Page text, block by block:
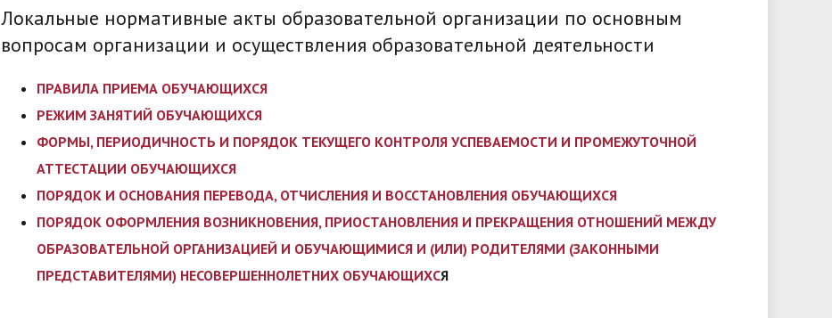
Локальные нормативные акты образовательной организации по основным
вопросам организации и осуществления образовательной деятельности
ПРАВИЛА ПРИЕМА ОБУЧАЮЩИХСЯ
РЕЖИМ ЗАНЯТИЙ ОБУЧАЮЩИХСЯ
ФОРМЫ, ПЕРИОДИЧНОСТЬ И ПОРЯДОК ТЕКУЩЕГО КОНТРОЛЯ УСПЕВАЕМОСТИ И ПРОМЕЖУТОЧНОЙ
АТТЕСТАЦИИ ОБУЧАЮЩИХСЯ
ПОРЯДОК И ОСНОВАНИЯ ПЕРЕВОДА, ОТЧИСЛЕНИЯ И ВОССТАНОВЛЕНИЯ ОБУЧАЮЩИХСЯ
ПОРЯДОК ОФОРМЛЕНИЯ ВОЗНИКНОВЕНИЯ, ПРИОСТАНОВЛЕНИЯ И ПРЕКРАЩЕНИЯ ОТНОШЕНИЙ МЕЖДУ
ОБРАЗОВАТЕЛЬНОЙ ОРГАНИЗАЦИЕЙ И ОБУЧАЮЩИМИСЯ И (ИЛИ) РОДИТЕЛЯМИ (ЗАКОННЫМИ
ПРЕДСТАВИТЕЛЯМИ) НЕСОВЕРШЕННОЛЕТНИХ ОБУЧАЮЩИХСЯ